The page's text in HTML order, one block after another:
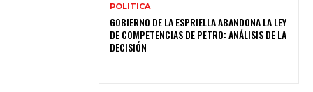
POLITICA
GOBIERNO DE LA ESPRIELLA ABANDONA LA LEY
DE COMPETENCIAS DE PETRO: ANÁLISIS DE LA
DECISIÓN